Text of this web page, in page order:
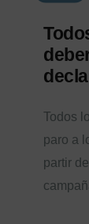
Todos
paro a
partir